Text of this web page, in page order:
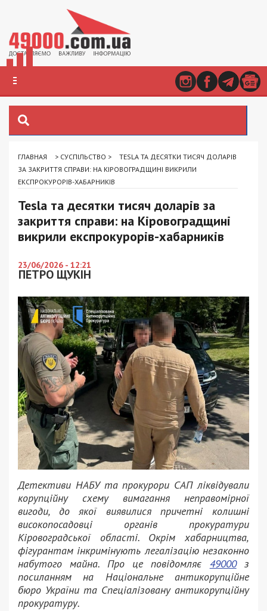
ГЛАВНАЯ > СУСПІЛЬСТВО >
TESLA ТА ДЕСЯТКИ ТИСЯЧ ДОЛАРІВ
ЗА ЗАКРИТТЯ СПРАВИ: НА КІРОВОГРАДЩИНІ ВИКРИЛИ
ЕКСПРОКУРОРІВ-ХАБАРНИКІВ
Tesla та десятки тисяч доларів за
закриття справи: на Кіровоградщині
викрили експрокурорів-хабарників
23/06/2026 - 12:21
ПЕТРО ЩУКІН
Детективи НАБУ та прокурори САП ліквідували
корупційну схему вимагання неправомірної
вигоди, до якої виявилися причетні колишні
високопосадовці органів прокуратури
Кіровоградської області. Окрім хабарництва,
фігурантам інкримінують легалізацію незаконно
набутого майна. Про це повідомляє 49000з
посиланням на Національне антикорупційне
бюро України та Спеціалізовану антикорупційну
прокуратуру.